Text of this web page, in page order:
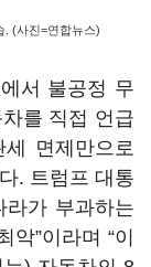
. (사진=연합뉴스)
서 불공정 무
를 직접 언급
면제만으로
. 트럼프 대통
라가 부과하는
”이라며 “이